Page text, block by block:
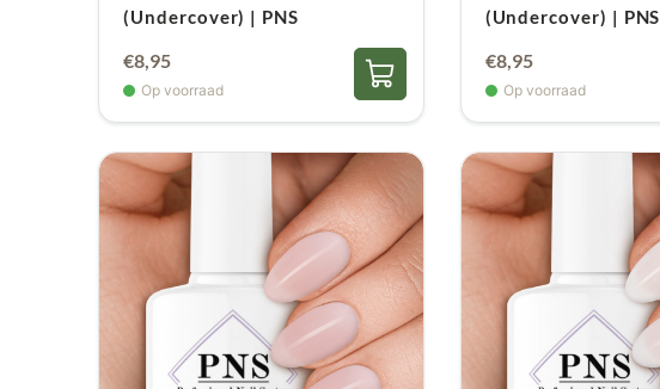
(Undercover) | PNS
€8,95
Op voorraad
(Undercover) | PNS
€8,95
Op voorraad